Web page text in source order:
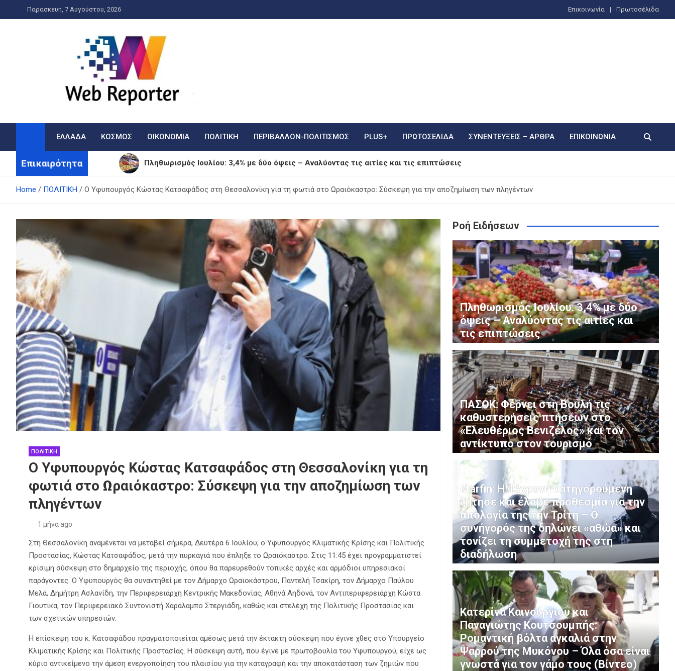
to
Παρασκευή, 7 Αυγούστου, 2026 Επικοινωνία Πρωτοσέλιδα
WebReporter
ΕΛΛΑΔΑ ΚΟΣΜΟΣ ΟΙΚΟΝΟΜΙΑ ΠΟΛΙΤΙΚΗ ΠΕΡΙΒΑΛΛΟΝ-ΠΟΛΙΤΙΣΜΟΣ PLUS+ ΠΡΩΤΟΣΈΛΙΔΑ ΣΥΝΕΝΤΕΎΞΕΙΣ – ΆΡΘΡΑ ΕΠΙΚΟΙΝΩΝΊΑ
Επικαιρότητα Πληθωρισμός Ιουλίου: 3,4% με δύο όψεις – Αναλύοντας τις αιτίες και τις επιπτώσεις
ΠΑΣΟΚ: Φέρνει στη Βουλή τις καθυστερήσεις πτήσεων στο «Ελευθέριος Βενιζέλος» και τον αντίκτυπο στον τουρισμό
Marfin: Η 46χρονη κατηγορούμενη ζήτησε και έλαβε προθεσμία για την απολογία της την Τρίτη – Ο συνήγορός της δηλώνει «αθώα» και τονίζει τη
συμμετοχή της στη διαδήλωση
Κατερίνα Καινούργιου και Παναγιώτης Κουτσουμπής: Ρομαντική βόλτα αγκαλιά στην Ψαρρού της Μυκόνου – Όλα όσα είναι γνωστά για τον γάμο
τους (Βίντεο)Η Ανεργία στη Γαλλία στο Υψηλότερο Επίπεδο των Τελευταίων 6 Ετών: Ανησυχητική Επιδείνωση της Αγοράς Εργασίας
Home ΠΟΛΙΤΙΚΗ Ο Υφυπουργός Κώστας Κατσαφάδος στη Θεσσαλονίκη για τη φωτιά στο Ωραιόκαστρο: Σύσκεψη για την αποζημίωση των πληγέντων
ΠΟΛΙΤΙΚΗ
Ο Υφυπουργός Κώστας Κατσαφάδος στη Θεσσαλονίκη για τη
φωτιά στο Ωραιόκαστρο: Σύσκεψη για την αποζημίωση των
πληγέντων
1 μήνα ago
Στη Θεσσαλονίκη αναμένεται να μεταβεί σήμερα, Δευτέρα 6 Ιουλίου, ο Υφυπουργός Κλιματικής Κρίσης και Πολιτικής
Προστασίας, Κώστας Κατσαφάδος, μετά την πυρκαγιά που έπληξε το Ωραιόκαστρο. Στις 11:45 έχει προγραμματιστεί
κρίσιμη σύσκεψη στο δημαρχείο της περιοχής, όπου θα παρευρεθούν τοπικές αρχές και αρμόδιοι υπηρεσιακοί
παράγοντες. Ο Υφυπουργός θα συναντηθεί με τον Δήμαρχο Ωραιοκάστρου, Παντελή Τσακίρη, τον Δήμαρχο Παύλου
Μελά, Δημήτρη Ασλανίδη, την Περιφερειάρχη Κεντρικής Μακεδονίας, Αθηνά Αηδονά, τον Αντιπεριφερειάρχη Κώστα
Γιουτίκα, τον Περιφερειακό Συντονιστή Χαράλαμπο Στεργιάδη, καθώς και στελέχη της Πολιτικής Προστασίας και
των σχετικών υπηρεσιών.
Η επίσκεψη του κ. Κατσαφάδου πραγματοποιείται αμέσως μετά την έκτακτη σύσκεψη που έγινε χθες στο Υπουργείο
Κλιματικής Κρίσης και Πολιτικής Προστασίας. Η σύσκεψη αυτή, που έγινε με πρωτοβουλία του Υφυπουργού, είχε ως
κύριο αντικείμενο την άμεση ενεργοποίηση του πλαισίου για την καταγραφή και την αποκατάσταση των ζημιών που
Ροή Ειδήσεων
Πληθωρισμός Ιουλίου: 3,4% με δύο
όψεις – Αναλύοντας τις αιτίες και
τις επιπτώσεις
ΠΑΣΟΚ: Φέρνει στη Βουλή τις
καθυστερήσεις πτήσεων στο
«Ελευθέριος Βενιζέλος» και τον
αντίκτυπο στον τουρισμό
Marfin: Η 46χρονη κατηγορούμενη
ζήτησε και έλαβε προθεσμία για την
απολογία της την Τρίτη – Ο
συνήγορός της δηλώνει «αθώα» και
τονίζει τη συμμετοχή της στη
διαδήλωση
Κατερίνα Καινούργιου και
Παναγιώτης Κουτσουμπής:
Ρομαντική βόλτα αγκαλιά στην
Ψαρρού της Μυκόνου – Όλα όσα είναι
γνωστά για τον γάμο τους (Βίντεο)